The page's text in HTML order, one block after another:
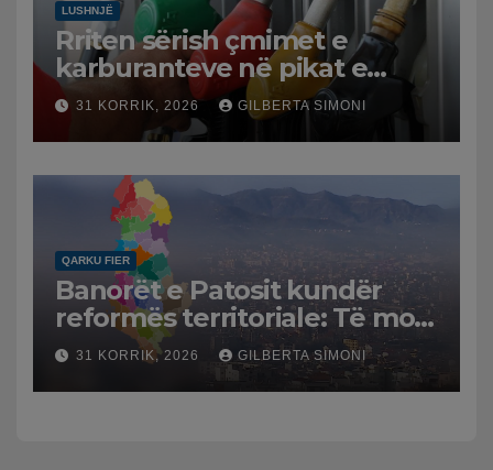
LUSHNJË
Rriten sërish çmimet e
karburanteve në pikat e
karburanteve në Lushnjë.
Tensionet në Lindjen e
Mesme shtrenjtojnë naftën
dhe benzinën në vend
31 KORRIK, 2026 GILBERTA SIMONI
QARKU FIER
Banorët e Patosit kundër
reformës territoriale: Të mos
humbasim identitetin e
qytetit
31 KORRIK, 2026 GILBERTA SIMONI